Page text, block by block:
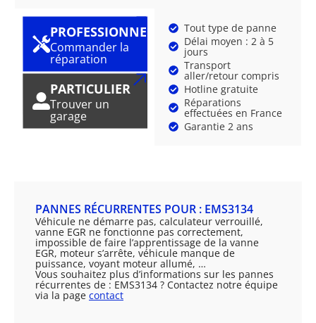
PROFESSIONNEL
Commander la
réparation
PARTICULIER
Trouver un
garage
Tout type de panne
Délai moyen : 2 à 5
jours
Transport
aller/retour compris
Hotline gratuite
Réparations
effectuées en France
Garantie 2 ans
PANNES RÉCURRENTES POUR : EMS3134
Véhicule ne démarre pas, calculateur verrouillé,
vanne EGR ne fonctionne pas correctement,
impossible de faire l’apprentissage de la vanne
EGR, moteur s’arrête, véhicule manque de
puissance, voyant moteur allumé, …
Vous souhaitez plus d’informations sur les pannes
récurrentes de : EMS3134 ? Contactez notre équipe
via la page contact